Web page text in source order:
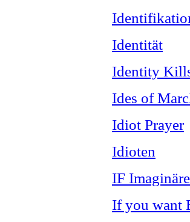
Identität
Identity
Ides of
Idiot Prayer
Idioten
IF
If you want